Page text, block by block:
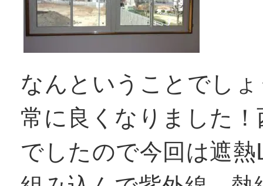
なんということでし
常に良くなりました
でしたので今回は遮